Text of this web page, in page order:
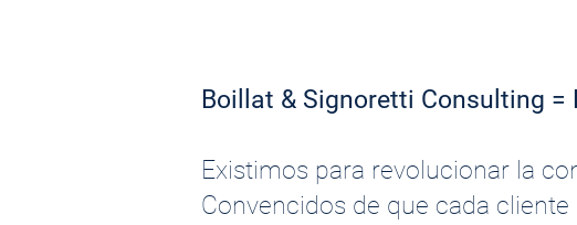
Boillat & Signoretti Consulting
Existimos para revolucionar la
Convencidos de que cada